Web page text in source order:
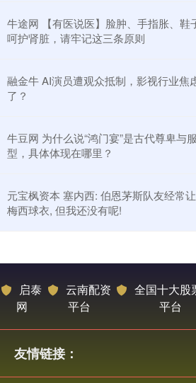
牛途网 【有医说医】脸肿、手指胀、
呵护肾脏，请牢记这三条原则
融金牛 AI演员遭观众抵制，影视行业焦
了？
牛豆网 为什么说“鸿门宴”是古代尊卑与
型，具体体现在哪里？
元宝枫资本 塞内西: 伯恩茅斯队友经常
梅西球衣, 但我还没有呢!
启泰
网
云南配资
平台
全国十大股
平台
友情链接：